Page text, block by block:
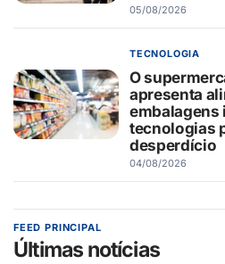
05/08/2026
TECNOLOGIA
O
apresenta
embalagens
tecnologias
desperdício
04/08/2026
FEED PRINCIPAL
Últimas notícias